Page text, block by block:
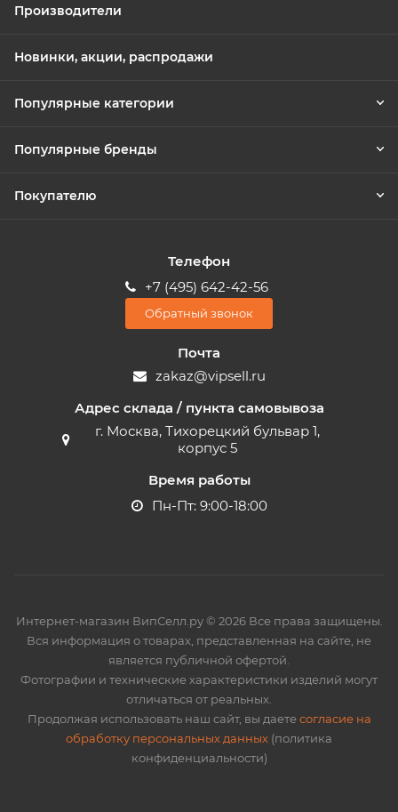
Производители
Новинки, акции, распродажи
Популярные категории
Популярные бренды
Покупателю
Телефон
+7 (495) 642-42-56
Обратный звонок
Почта
zakaz@vipsell.ru
Адрес склада / пункта самовывоза
г. Москва, Тихорецкий бульвар 1,
корпус 5
Время работы
Пн-Пт: 9:00-18:00
Интернет-магазин ВипСелл.ру © 2026 Все права защищены.
Вся информация о товарах, представленная на сайте, не
является публичной офертой.
Фотографии и технические характеристики изделий могут
отличаться от реальных.
Продолжая использовать наш сайт, вы даетесогласие на
обработку персональных данных (политика
конфиденциальности)